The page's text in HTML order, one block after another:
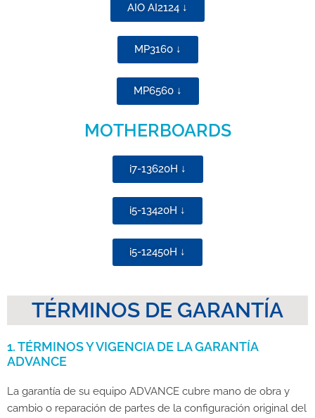
AIO AI2124 ↓
MP3160 ↓
MP6560 ↓
MOTHERBOARDS
i7-13620H ↓
i5-13420H ↓
i5-12450H ↓
TÉRMINOS DE GARANTÍA
1. TÉRMINOS Y VIGENCIA DE LA GARANTÍA
ADVANCE
La garantía de su equipo ADVANCE cubre mano de obra y
cambio o reparación de partes de la configuración original del